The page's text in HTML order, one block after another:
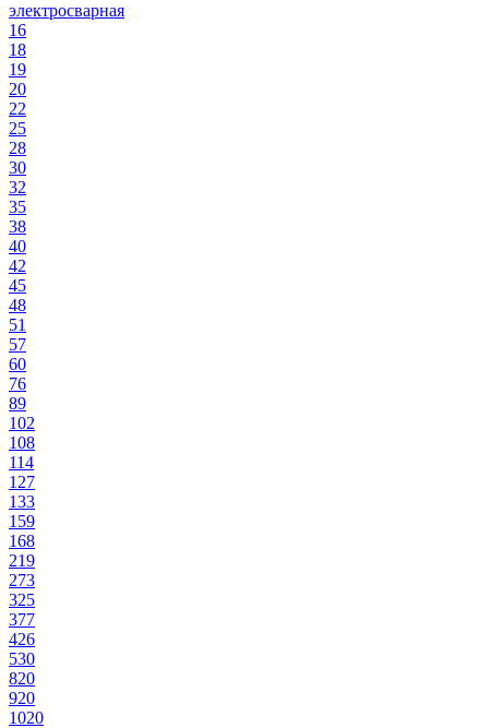
электросварная
16
18
19
20
22
25
28
30
32
35
38
40
42
45
48
51
57
60
76
89
102
108
114
127
133
159
168
219
273
325
377
426
530
820
920
1020